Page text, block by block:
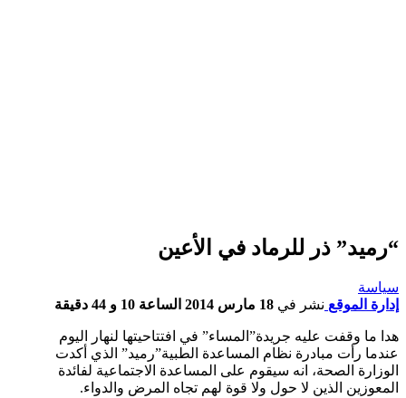
“رميد” ذر للرماد في الأعين
سياسة
إدارة الموقع نشر في 18 مارس 2014 الساعة 10 و 44 دقيقة
هدا ما وقفت عليه جريدة”المساء” في افتتاحيتها لنهار اليوم
عندما رأت مبادرة نظام المساعدة الطبية”رميد” الذي أكدت
الوزارة الصحة، انه سيقوم على المساعدة الاجتماعية لفائدة
المعوزين الذين لا حول ولا قوة لهم تجاه المرض والدواء.